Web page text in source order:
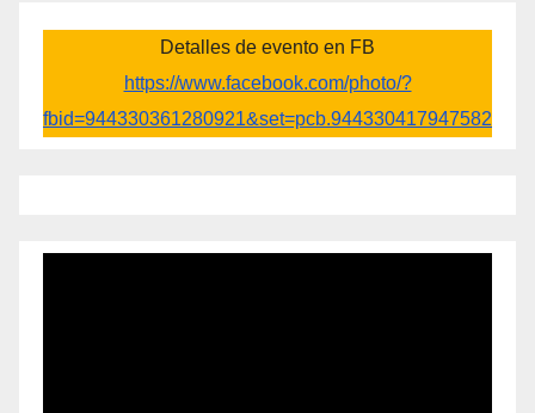
Detalles de evento en FB
https://www.facebook.com/photo/?
fbid=944330361280921&set=pcb.944330417947582